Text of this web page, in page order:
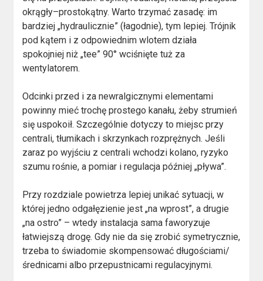
okrągły–prostokątny. Warto trzymać zasadę: im
bardziej „hydraulicznie” (łagodnie), tym lepiej. Trójnik
pod kątem i z odpowiednim wlotem działa
spokojniej niż „tee” 90° wciśnięte tuż za
wentylatorem.
Odcinki przed i za newralgicznymi elementami
powinny mieć trochę prostego kanału, żeby strumień
się uspokoił. Szczególnie dotyczy to miejsc przy
centrali, tłumikach i skrzynkach rozprężnych. Jeśli
zaraz po wyjściu z centrali wchodzi kolano, ryzyko
szumu rośnie, a pomiar i regulacja później „pływa”.
Przy rozdziale powietrza lepiej unikać sytuacji, w
której jedno odgałęzienie jest „na wprost”, a drugie
„na ostro” – wtedy instalacja sama faworyzuje
łatwiejszą drogę. Gdy nie da się zrobić symetrycznie,
trzeba to świadomie skompensować długościami/
średnicami albo przepustnicami regulacyjnymi.